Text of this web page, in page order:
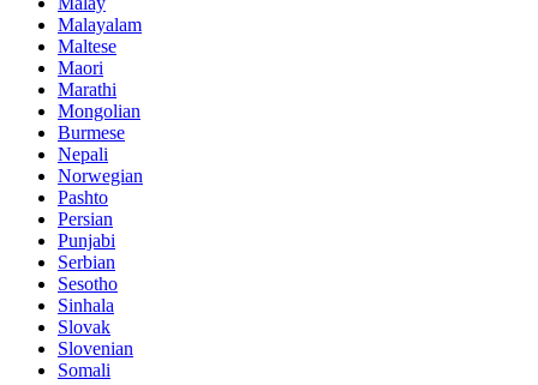
Malayalam
Maltese
Maori
Marathi
Mongolian
Burmese
Nepali
Norwegian
Pashto
Persian
Punjabi
Serbian
Sesotho
Sinhala
Slovak
Slovenian
Somali